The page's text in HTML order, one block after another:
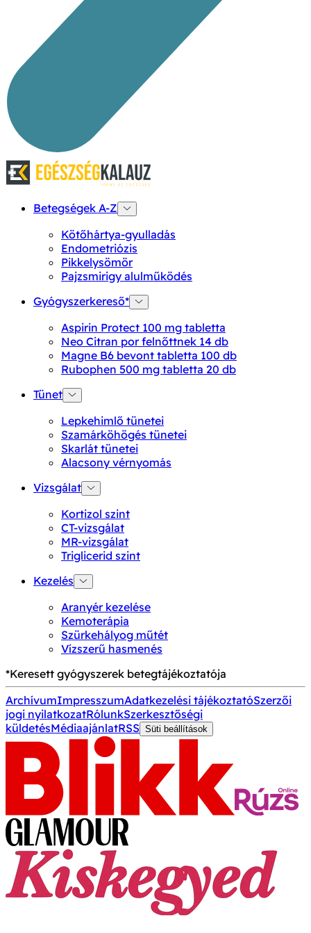
Betegségek A-Z
Kötőhártya-gyulladás
Endometriózis
Pikkelysömör
Pajzsmirigy alulműködés
Gyógyszerkereső*
Aspirin Protect 100 mg tabletta
Neo Citran por felnőttnek 14 db
Magne B6 bevont tabletta 100 db
Rubophen 500 mg tabletta 20 db
Tünet
Lepkehimlő tünetei
Szamárköhögés tünetei
Skarlát tünetei
Alacsony vérnyomás
Vizsgálat
Kortizol szint
CT-vizsgálat
MR-vizsgálat
Triglicerid szint
Kezelés
Aranyér kezelése
Kemoterápia
Szürkehályog műtét
Vízszerű hasmenés
*Keresett gyógyszerek betegtájékoztatója
ArchívumImpresszumAdatkezelési tájékoztatóSzerzői
jogi nyilatkozatRólunkSzerkesztőségi
küldetésMédiaajánlatRSS Süti beállítások